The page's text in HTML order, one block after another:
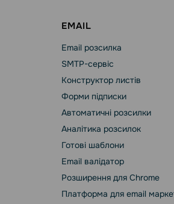
EMAIL
Email розсилка
SMTP-сервіс
Конструктор листів
Форми підписки
Автоматичні розсилки
Аналітика розсилок
Готові шаблони
Email валідатор
Розширення для Chrome
Платформа для email